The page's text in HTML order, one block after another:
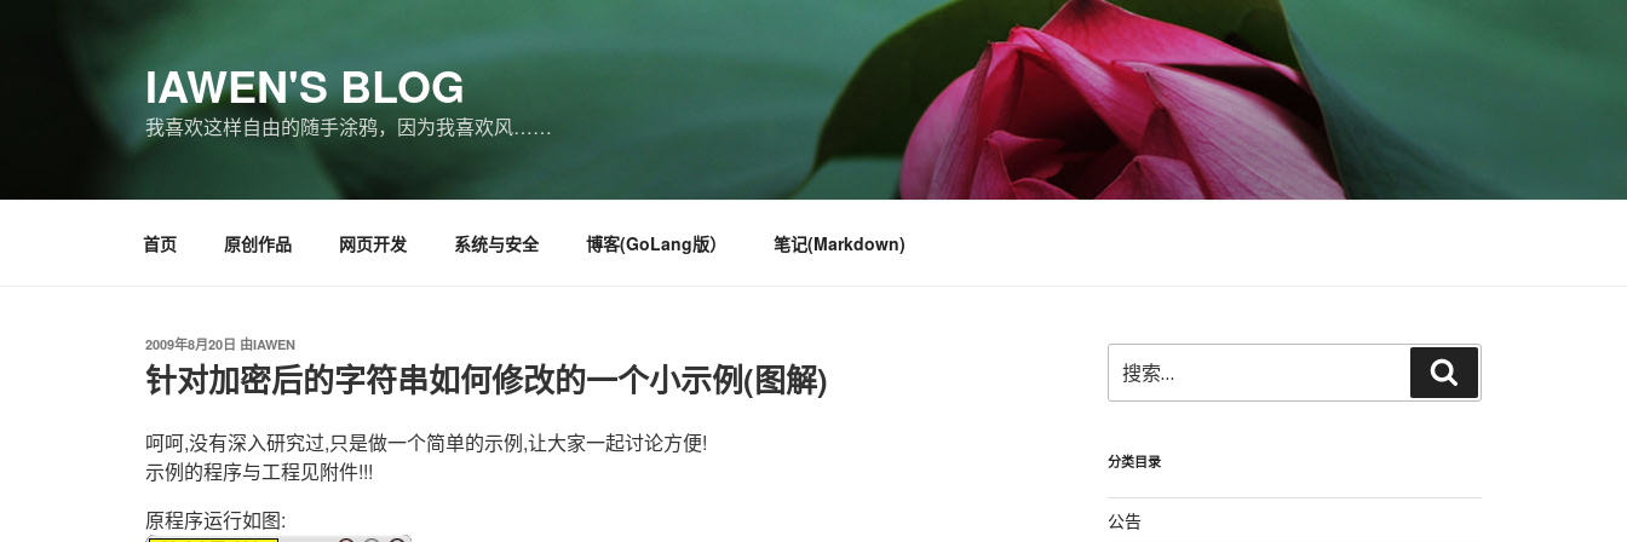
IAWEN'S BLOG
我喜欢这样自由的随手涂鸦，因为我喜欢风……
首页 原创作品 网页开发 系统与安全 博客(GoLang版） 笔记(Markdown)
发
布
于
2009年8月20日 由IAWEN
针对加密后的字符串如何修改的一个小示例(图解)
呵呵,没有深入研究过,只是做一个简单的示例,让大家一起讨论方便!
示例的程序与工程见附件!!!
原程序运行如图:
索：
索
分类目录
公告